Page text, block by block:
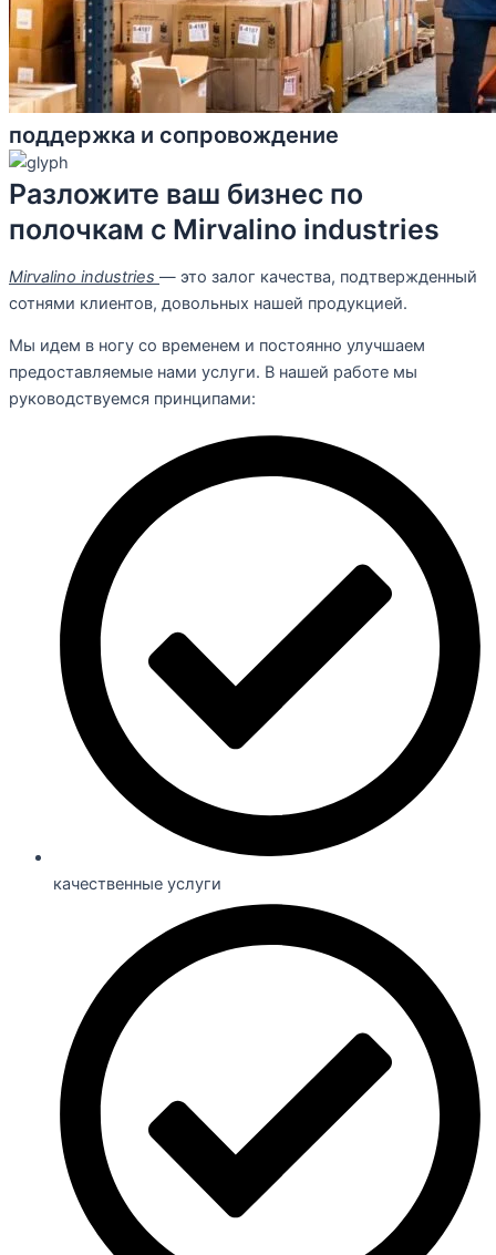
поддержка и сопровождение
Разложите ваш бизнес по
полочкам с Mirvalino industries
Mirvalino industries — это залог качества, подтвержденный
сотнями клиентов, довольных нашей продукцией.
Мы идем в ногу со временем и постоянно улучшаем
предоставляемые нами услуги. В нашей работе мы
руководствуемся принципами:
качественные услуги